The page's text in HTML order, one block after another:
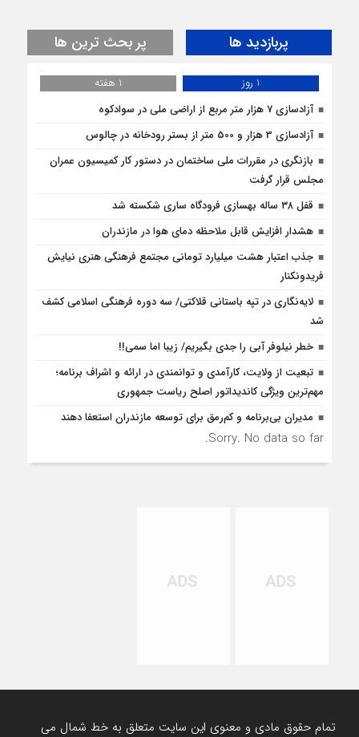
پربازدید ها پر بحث ترین ها
1 روز
1 هفته
آزادسازی 7 هزار متر مربع از اراضی ملی در سوادکوه
آزادسازی 3 هزار و 500 متر از بستر رودخانه در چالوس
بازنگری در مقررات ملی ساختمان در دستور کار کمیسیون عمران
مجلس قرار گرفت
قفل ۳۸ ساله بهسازی فرودگاه ساری شکسته شد
هشدار افزایش قابل ملاحظه دمای هوا در مازندران
جذب اعتبار هشت میلیارد تومانی مجتمع فرهنگی هنری نیایش
فریدونکنار
لایه‌نگاری در تپه باستانی قلاکتی/ سه دوره فرهنگی اسلامی کشف
شد
خطر نیلوفر آبی را جدی بگیریم/ زیبا اما سمی!!
تبعیت از ولایت، کارآمدی و توانمندی در ارائه و اشراف برنامه؛
مهم‌ترین ویژگی کاندیداتور اصلح ریاست جمهوری
مدیران بی‌برنامه و کم‌رمق برای توسعه مازندران استعفا دهند
Sorry. No data so far.
تمام حقوق مادی و معنوی این سایت متعلق به خط شمال می